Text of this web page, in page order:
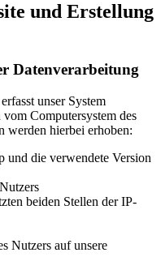
und Erstellung
Datenverarbeitung
unser System
Computersystem des
werden hierbei erhoben:
und die verwendete Version
beiden Stellen der IP-
Nutzers auf unsere